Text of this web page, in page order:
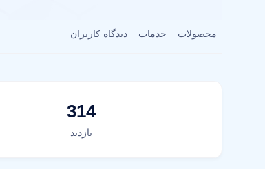
محصولات خدمات دیدگاه کاربران
314
بازدید